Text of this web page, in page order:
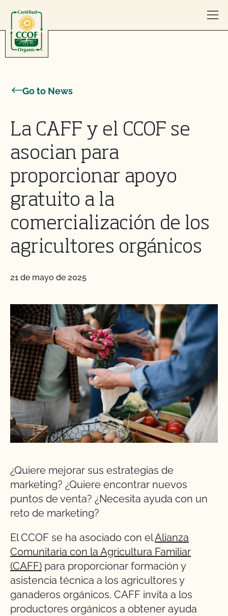
Go to News
La CAFF y el CCOF se
asocian para
proporcionar apoyo
gratuito a la
comercialización de los
agricultores orgánicos
21 de mayo de 2025
¿Quiere mejorar sus estrategias de
marketing? ¿Quiere encontrar nuevos
puntos de venta? ¿Necesita ayuda con un
reto de marketing?
El CCOF se ha asociado con elAlianza
Comunitaria con la Agricultura Familiar
(CAFF) para proporcionar formación y
asistencia técnica a los agricultores y
ganaderos orgánicos. CAFF invita a los
productores orgánicos a obtener ayuda